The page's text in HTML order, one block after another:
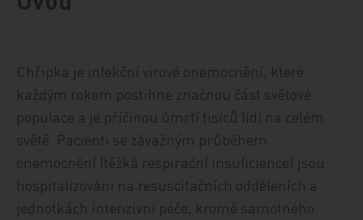
Chřipka je infekční virové onemocnění, které
každým rokem postihne značnou část světové
populace a je příčinou úmrtí tisíců lidí na celém
světě. Pacienti se závažným průběhem
onemocnění (těžká respirační insuficience) jsou
hospitalizováni na resuscitačních odděleních a
jednotkách intenzivní péče, kromě samotného